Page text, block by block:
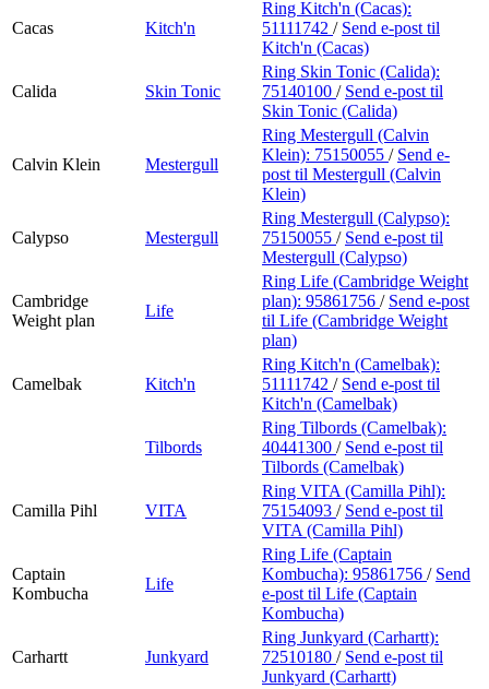
Cacas Kitch'n
Ring Kitch'n (Cacas):
51111742 / Send e-post til
Kitch'n (Cacas)
Calida Skin Tonic
Ring Skin Tonic (Calida):
75140100 / Send e-post til
Skin Tonic (Calida)
Calvin Klein Mestergull
Ring Mestergull (Calvin
Klein): 75150055 / Send e-
post til Mestergull (Calvin
Klein)
Calypso Mestergull
Ring Mestergull (Calypso):
75150055 / Send e-post til
Mestergull (Calypso)
Cambridge
Weight plan
Life
Ring Life (Cambridge Weight
plan): 95861756 / Send e-post
til Life (Cambridge Weight
plan)
Camelbak Kitch'n
Ring Kitch'n (Camelbak):
51111742 / Send e-post til
Kitch'n (Camelbak)
Tilbords
Ring Tilbords (Camelbak):
40441300 / Send e-post til
Tilbords (Camelbak)
Camilla Pihl VITA
Ring VITA (Camilla Pihl):
75154093 / Send e-post til
VITA (Camilla Pihl)
Captain
Kombucha
Life
Ring Life (Captain
Kombucha): 95861756 / Send
e-post til Life (Captain
Kombucha)
Carhartt Junkyard
Ring Junkyard (Carhartt):
72510180 / Send e-post til
Junkyard (Carhartt)